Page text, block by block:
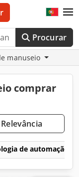
Procurar
manuseio
comprar
Relevância
de automação